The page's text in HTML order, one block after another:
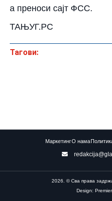
а преноси сајт ФСС.
ТАЊУГ.РС
Тагови:
МаркетингО нама
2026. © Сва права
Design: